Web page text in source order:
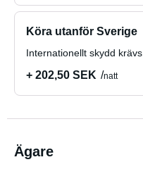
Köra utanför Sverige
Internationellt skydd krävs.
+ 202,50 SEK natt
Ägare